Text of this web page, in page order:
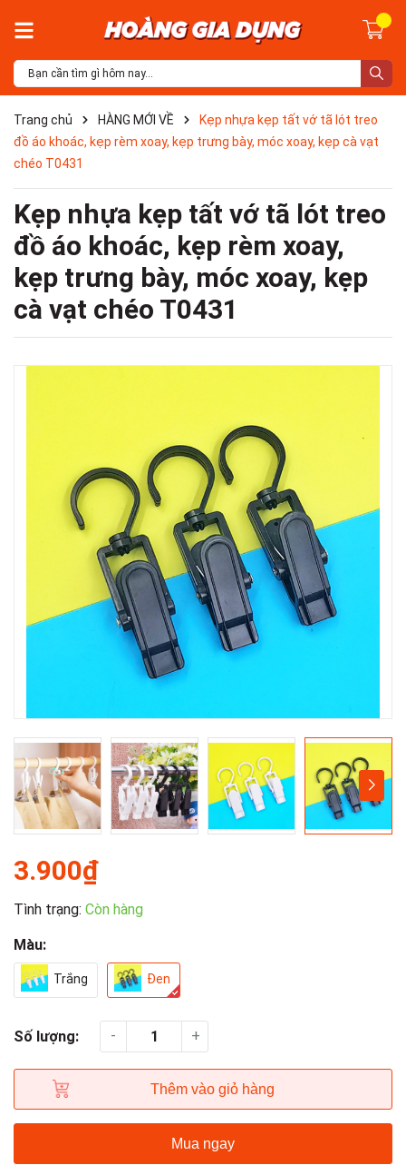
Trang chủ HÀNG MỚI VỀ
Kẹp nhựa kẹp tất vớ tã lót treo
đồ áo khoác, kẹp rèm xoay, kẹp trưng bày, móc xoay, kẹp cà vạt
chéo T0431
Kẹp nhựa kẹp tất vớ tã lót treo
đồ áo khoác, kẹp rèm xoay,
kẹp trưng bày, móc xoay, kẹp
cà vạt chéo T0431
3.900₫
Tình trạng: Còn hàng
Màu:
Trắng Đen
Số lượng: - +
Thêm vào giỏ hàng
Mua ngay